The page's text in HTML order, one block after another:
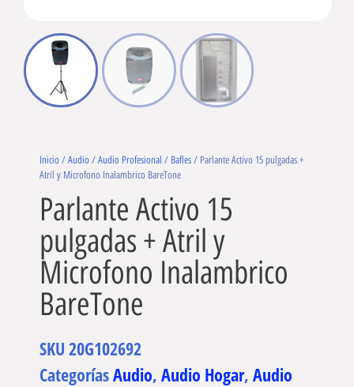
Inicio / Audio / Audio Profesional / Bafles / Parlante Activo 15 pulgadas +
Atril y Microfono Inalambrico BareTone
Parlante Activo 15
pulgadas + Atril y
Microfono Inalambrico
BareTone
SKU 20G102692
CategoríasAudio, Audio Hogar, Audio